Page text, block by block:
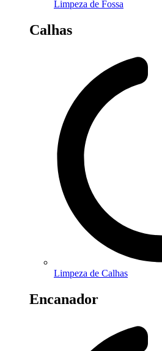
Limpeza de Fossa
Calhas
Limpeza de Calhas
Encanador